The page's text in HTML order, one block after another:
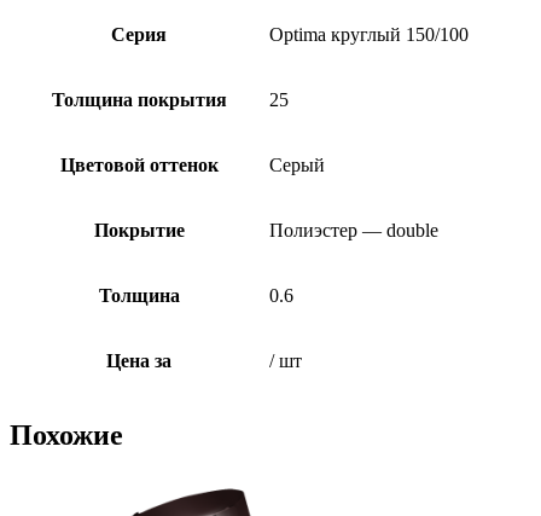
Серия Optima круглый 150/100
Толщина покрытия 25
Цветовой оттенок Серый
Покрытие Полиэстер — double
Толщина 0.6
Цена за / шт
Похожие